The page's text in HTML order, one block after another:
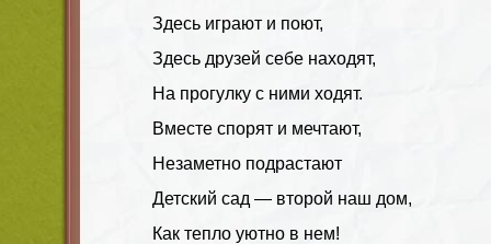
Здесь играют и поют,
Здесь друзей себе находят,
На прогулку с ними ходят.
Вместе спорят и мечтают,
Незаметно подрастают
Детский сад — второй наш дом,
Как тепло уютно в нем!